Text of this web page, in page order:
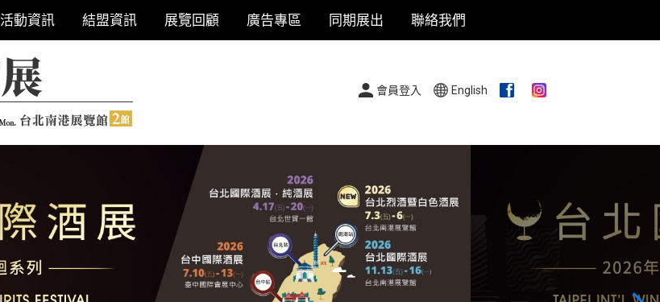
活動資訊 結盟資訊 展覽回顧 廣告專區 同期展出 聯絡我們
會員登入 English